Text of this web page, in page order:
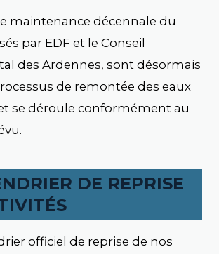
maintenance décennale du
par EDF et le Conseil
des Ardennes, sont désormais
de remontée des eaux
se déroule conformément au
DE REPRISE
officiel de reprise de nos